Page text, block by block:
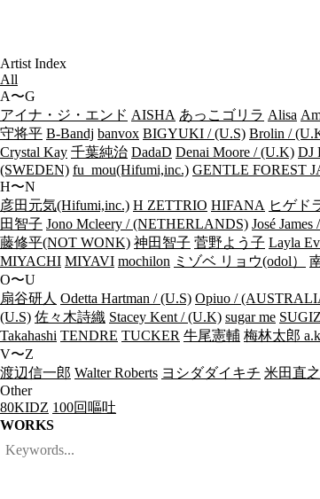
Artist Index
All
A〜G
アイナ・ジ・エンド AISHA あっこゴリラ Alisa
守将平 B-Bandj banvox BIGYUKI / (U.S) Brolin /
Crystal Kay 千葉純治 DadaD Denai Moore / (U.K) DJ
(SWEDEN) fu_mou(Hifumi,inc.) GENTLE FOREST
H〜N
彦田元気(Hifumi,inc.) H ZETTRIO HIFANA ヒゲド
田智子 Jono Mcleery / (NETHERLANDS) José James
藤修平(NOT WONK) 神田智子 菅野よう子 Layla
MIYACHI MIYAVI mochilon ミゾベ リョウ(odol）
O〜U
扇谷研人 Odetta Hartman / (U.S) Opiuo /
(U.S) 佐々木詩織 Stacey Kent / (U.K) sugar me
Takahashi TENDRE TUCKER 牛尾憲輔 梅林太郎
V〜Z
渡辺信一郎 Walter Roberts ヨシダダイキチ 米田直之
Other
80KIDZ 100回嘔吐
WORKS